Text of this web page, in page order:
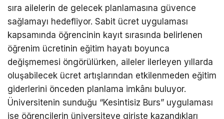
sıra ailelerin de gelecek planlamasına güvence
sağlamayı hedefliyor. Sabit ücret uygulaması
kapsamında öğrencinin kayıt sırasında belirlenen
öğrenim ücretinin eğitim hayatı boyunca
değişmemesi öngörülürken, aileler ilerleyen yıllarda
oluşabilecek ücret artışlarından etkilenmeden eğitim
giderlerini önceden planlama imkânı buluyor.
Üniversitenin sunduğu “Kesintisiz Burs” uygulaması
ise öğrencilerin üniversiteye girişte kazandıkları